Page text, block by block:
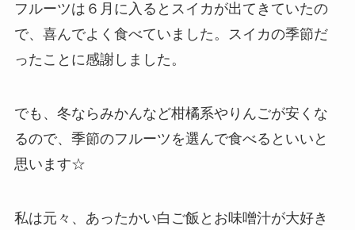
フルーツは６月に入るとスイカが出てきていたの
で、喜んでよく食べていました。スイカの季節だ
ったことに感謝しました。
でも、冬ならみかんなど柑橘系やりんごが安くな
るので、季節のフルーツを選んで食べるといいと
思います☆
私は元々、あったかい白ご飯とお味噌汁が大好き